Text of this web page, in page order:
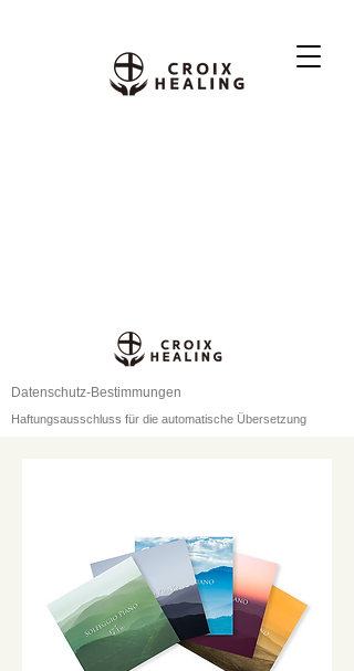
Datenschutz-Bestimmungen
Haftungsausschluss für die automatische Übersetzung